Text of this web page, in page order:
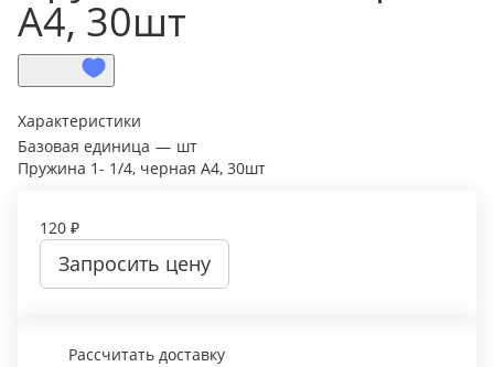
А4, 30шт
Характеристики
Базовая единица — шт
Пружина 1- 1/4, черная А4, 30шт
120 ₽
Запросить цену
Рассчитать доставку